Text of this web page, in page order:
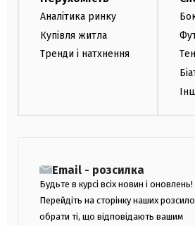
Аналітика ринку
Купівля житла
Тренди і натхнення
Email - розсилка
Будьте в курсі всіх новин і оновлень!
Перейдіть на сторінку наших
обрати ті, що відповідають вашим